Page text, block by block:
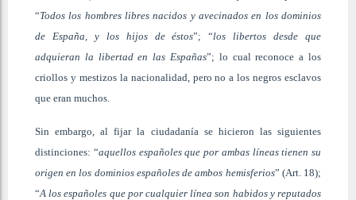
“Todos los hombres libres nacidos y avecinados en los dominios
de España, y los hijos de éstos”; “los libertos desde que
adquieran la libertad en las Españas”; lo cual reconoce a los
criollos y mestizos la nacionalidad, pero no a los negros esclavos
que eran muchos.
Sin embargo, al fijar la ciudadanía se hicieron las siguientes
distinciones: “aquellos españoles que por ambas líneas tienen su
origen en los dominios españoles de ambos hemisferios” (Art. 18);
“A los españoles que por cualquier línea son habidos y reputados